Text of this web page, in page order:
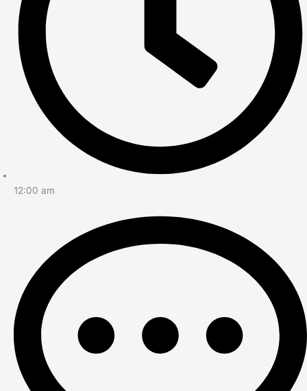
12:00 am